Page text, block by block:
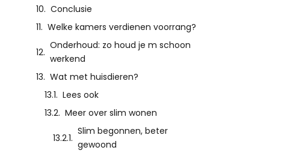
Conclusie
Welke kamers verdienen voorrang?
Onderhoud: zo houd je m schoon
werkend
Wat met huisdieren?
Lees ook
Meer over slim wonen
Slim begonnen, beter
gewoond